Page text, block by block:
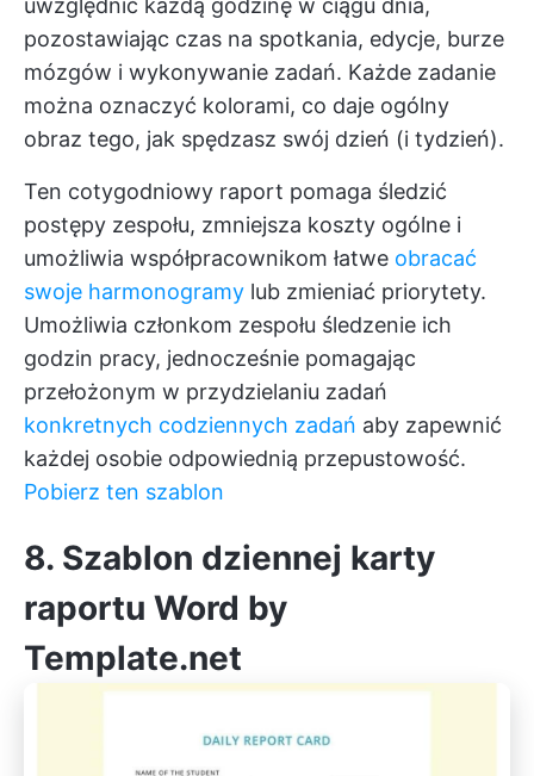
uwzględnić każdą godzinę w ciągu dnia,
pozostawiając czas na spotkania, edycje, burze
mózgów i wykonywanie zadań. Każde zadanie
można oznaczyć kolorami, co daje ogólny
obraz tego, jak spędzasz swój dzień (i tydzień).
Ten cotygodniowy raport pomaga śledzić
postępy zespołu, zmniejsza koszty ogólne i
umożliwia współpracownikom łatwe obracać
swoje harmonogramy lub zmieniać priorytety.
Umożliwia członkom zespołu śledzenie ich
godzin pracy, jednocześnie pomagając
przełożonym w przydzielaniu zadań
konkretnych codziennych zadań aby zapewnić
każdej osobie odpowiednią przepustowość.
Pobierz ten szablon
8. Szablon dziennej karty
raportu Word by
Template.net